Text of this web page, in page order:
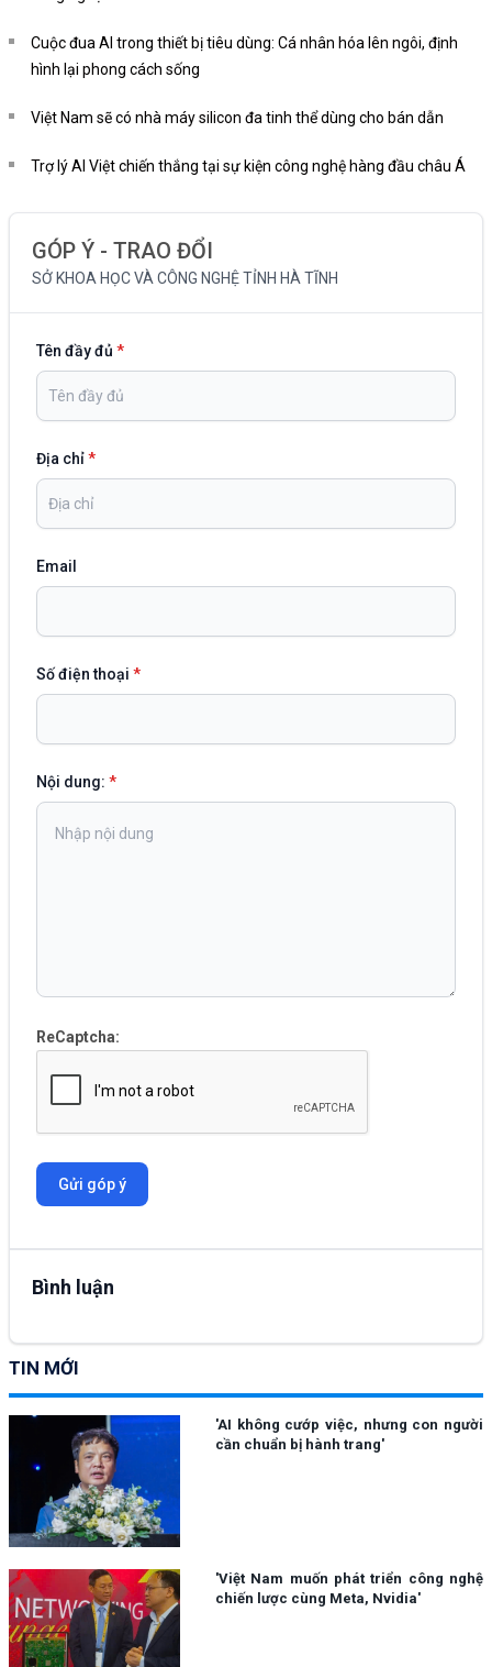
Cuộc đua AI trong thiết bị tiêu dùng: Cá nhân hóa lên ngôi, định
hình lại phong cách sống
Việt Nam sẽ có nhà máy silicon đa tinh thể dùng cho bán dẫn
Trợ lý AI Việt chiến thắng tại sự kiện công nghệ hàng đầu châu Á
GÓP Ý - TRAO ĐỔI
SỞ KHOA HỌC VÀ CÔNG NGHỆ TỈNH HÀ TĨNH
Tên đầy đủ *
Địa chỉ*
Email
Số điện thoại *
Nội dung: *
ReCaptcha:
Gửi góp ý
Bình luận
TIN MỚI
'AI không cướp việc, nhưng con người
cần chuẩn bị hành trang'
'Việt Nam muốn phát triển công nghệ
chiến lược cùng Meta, Nvidia'